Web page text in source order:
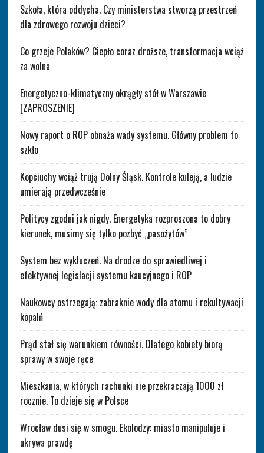
Szkoła, która oddycha. Czy ministerstwa stworzą przestrzeń
dla zdrowego rozwoju dzieci?
Co grzeje Polaków? Ciepło coraz droższe, transformacja wciąż
za wolna
Energetyczno-klimatyczny okrągły stół w Warszawie
[ZAPROSZENIE]
Nowy raport o ROP obnaża wady systemu. Główny problem to
szkło
Kopciuchy wciąż trują Dolny Śląsk. Kontrole kuleją, a ludzie
umierają przedwcześnie
Politycy zgodni jak nigdy. Energetyka rozproszona to dobry
kierunek, musimy się tylko pozbyć „pasożytów”
System bez wykluczeń. Na drodze do sprawiedliwej i
efektywnej legislacji systemu kaucyjnego i ROP
Naukowcy ostrzegają: zabraknie wody dla atomu i rekultywacji
kopalń
Prąd stał się warunkiem równości. Dlatego kobiety biorą
sprawy w swoje ręce
Mieszkania, w których rachunki nie przekraczają 1000 zł
rocznie. To dzieje się w Polsce
Wrocław dusi się w smogu. Ekolodzy: miasto manipuluje i
ukrywa prawdę